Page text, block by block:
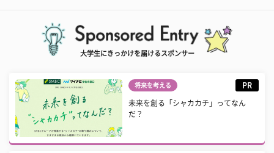
大学生にきっかけを届けるスポンサー
将来を考える PR
未来を創る「シャカカチ」ってなん
だ？